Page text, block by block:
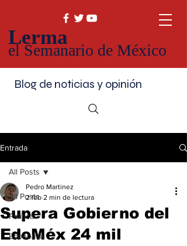
Lerma
el Semanario de México
Blog de noticias y opinión
Entrada
All Posts
Política
Economía
All Posts
Supera Gobierno del
EdoMéx 24 mil
Pedro Martinez
2 feb 2 min de lectura